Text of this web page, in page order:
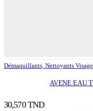
Démaquillants, Nettoyants Visage
AVENE EAU
30,570TND